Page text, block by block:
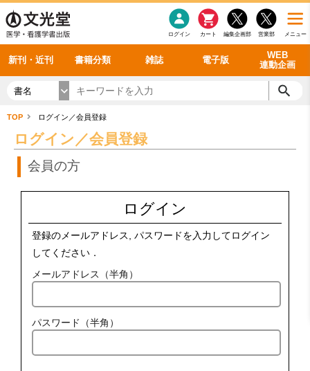
メニュー
営業部
編集企画部
カート
ログイン
新刊・近刊 書籍分類 雑誌 電子版
WEB
連動企画
感染症 老年医学
看護・介護
呼吸器
循環器
シリーズ一覧
雑誌投稿規定
理学療法
雑誌案内・年間購読 最新号 バックナンバー
電子書籍
電子雑誌
書籍「データに基づく臨床動作分析」WEB動画
書籍「眼手術学」WEB動画
書籍「神経症候学 II 改訂第二版」 WEB動画
新刊一覧
今後の発行予定
書名
TOP ログイン／会員登録
ログイン／会員登録
会員の方
ログイン
登録のメールアドレス, パスワードを入力してログイン
してください．
メールアドレス（半角）
パスワード（半角）